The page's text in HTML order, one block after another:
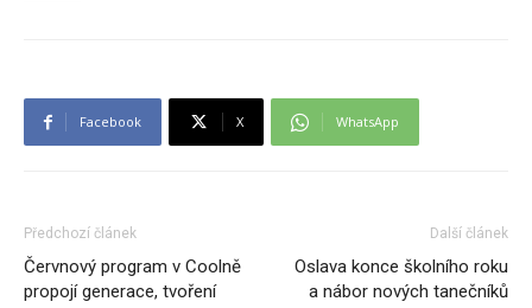
Facebook X WhatsApp
Předchozí článek
Červnový program v Coolně
propojí generace, tvoření
Další článek
Oslava konce školního roku
a nábor nových tanečníků